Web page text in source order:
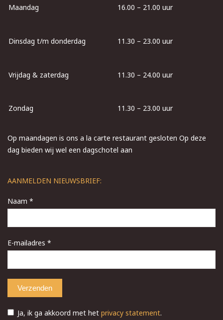
Maandag 16.00 – 21.00 uur
Dinsdag t/m donderdag 11.30 – 23.00 uur
Vrijdag & zaterdag 11.30 – 24.00 uur
Zondag 11.30 – 23.00 uur
Op maandagen is ons a la carte restaurant gesloten Op deze
dag bieden wij wel een dagschotel aan
AANMELDEN NIEUWSBRIEF:
Naam *
E-mailadres *
Ja, ik ga akkoord met het privacy statement.